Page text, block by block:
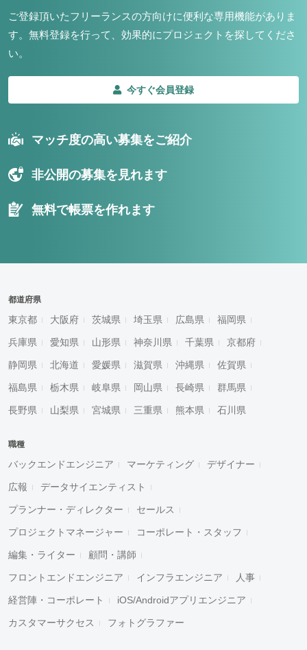
ご登録頂いたフリーランスの方向けに便利な専用機能がありま
す。 無料登録を行って、効果的にプロジェクトを探してくださ
い。
今すぐ会員登録
マッチ度の高い募集をご紹介
非公開の募集を見れます
無料で帳票を作れます
都道府県
東京都 大阪府 茨城県 埼玉県 広島県 福岡県
兵庫県 愛知県 山形県 神奈川県 千葉県 京都府
静岡県 北海道 愛媛県 滋賀県 沖縄県 佐賀県
福島県 栃木県 岐阜県 岡山県 長崎県 群馬県
長野県 山梨県 宮城県 三重県 熊本県 石川県
職種
バックエンドエンジニア マーケティング デザイナー
広報 データサイエンティスト
プランナー・ディレクター セールス
プロジェクトマネージャー コーポレート・スタッフ
編集・ライター 顧問・講師
フロントエンドエンジニア インフラエンジニア 人事
経営陣・コーポレート iOS/Androidアプリエンジニア
カスタマーサクセス フォトグラファー